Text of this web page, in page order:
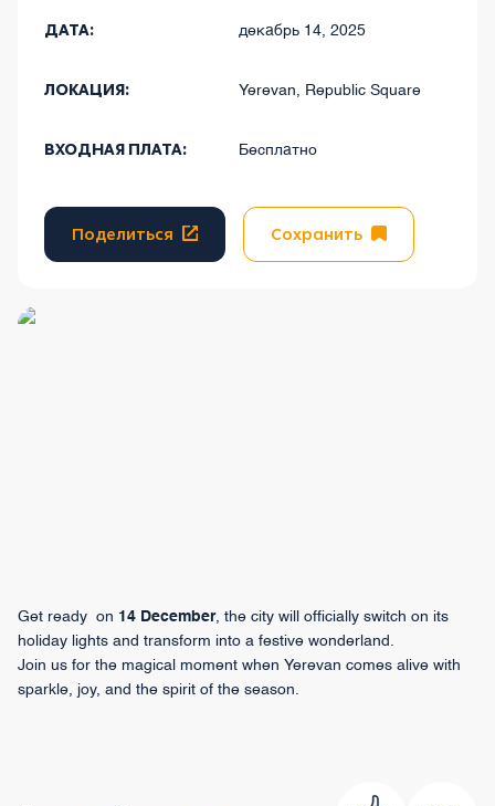
ДАТА: декабрь 14, 2025
ЛОКАЦИЯ: Yerevan, Republic Square
ВХОДНАЯ ПЛАТА: Бесплатно
Поделиться Сохранить
Get ready on 14 December, the city will officially switch on its
holiday lights and transform into a festive wonderland.
Join us for the magical moment when Yerevan comes alive with
sparkle, joy, and the spirit of the season.